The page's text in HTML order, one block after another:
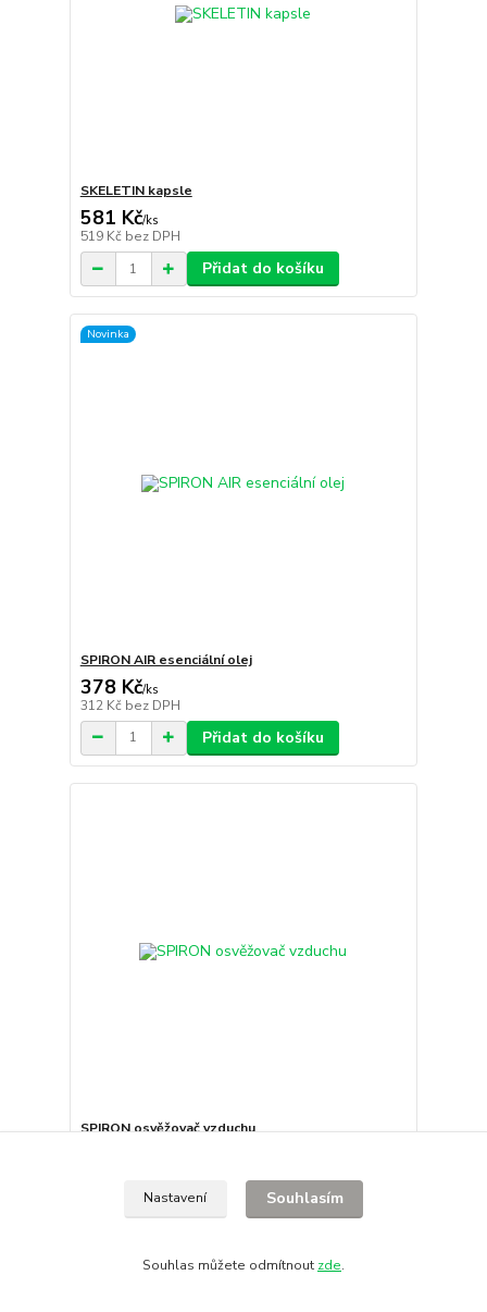
SKELETIN kapsle
581 Kč/ks
519 Kč bez DPH
Přidat do košíku
Novinka
SPIRON AIR esenciální olej
378 Kč/ks
312 Kč bez DPH
Přidat do košíku
SPIRON osvěžovač vzduchu
Přidat do košíku
Nastavení Souhlasím
Souhlas můžete odmítnout zde.